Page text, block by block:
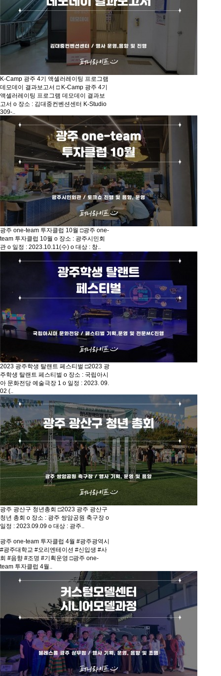
K-Camp 광주 4기 액셀러레이팅 프로그램
데모데이 결과보고서 □ K-Camp 광주 4기
액셀러레이팅 프로그램 데모데이 결과보
고서 o 장소 : 김대중컨벤션센터 K-Studio
309-..
광주 one-team 투자클럽 10월 □광주 one-
team 투자클럽 10월 o 장소 : 광주시민회
관 o 일정 : 2023.10.11(수) o 대상 : 창..
2023 광주학생 탈랜트 페스티벌 □2023 광
주학생 탈랜트 페스티벌 o 장소 : 국립아시
아 문화전당 예술극장 1 o 일정 : 2023. 09.
02 (..
광주 광산구 청년총회 □2023 광주 광산구
청년 총회 o 장소 : 광주 쌍암공원 축구장 o
일정 : 2023.09.09 o 대상 : 광주..
광주 one-team 투자클럽 4월 #광주광역시
#광주대학교 #오리엔테이션 #신입생 #사
회 #음향 #조명 #기획운영 □광주 one-
team 투자클럽 4월..